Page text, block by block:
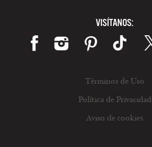
VISÍTANOS:
Términos de Uso
Política de Privacidad
Aviso de cookies